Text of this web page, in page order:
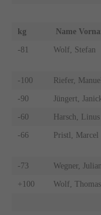
kg Name
-81 Wolf, Stefan
-100 Riefer, Manuel
-90 Jüngert,
-60 Harsch, Linus
-66 Pristl, Marcel
-73 Wegner, Julian
+100 Wolf, Thomas